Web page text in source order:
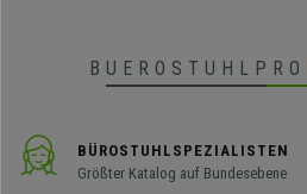
BUEROSTUHLPRO
BÜROSTUHLSPEZIALISTEN
Größter Katalog auf Bundesebene